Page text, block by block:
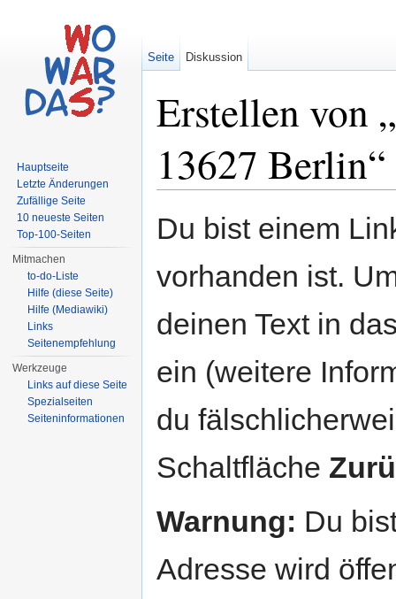
Erstellen von
13627 Berlin“
Du bist einem
vorhanden ist.
deinen Text in
ein (weitere
du
Schaltfläche
Warnung: Du
Adresse wird
Seite Diskussion
Hauptseite
Letzte Änderungen
Zufällige Seite
10 neueste Seiten
Top-100-Seiten
Mitmachen
to-do-Liste
Hilfe (diese Seite)
Hilfe (Mediawiki)
Links
Seitenempfehlung
Werkzeuge
Links auf diese Seite
Spezialseiten
Seiteninformationen